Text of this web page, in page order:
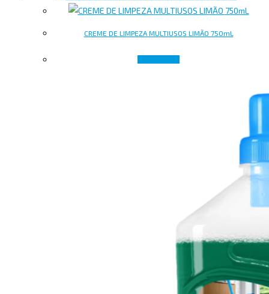
CREME DE LIMPEZA MULTIUSOS LIMÃO 750mL